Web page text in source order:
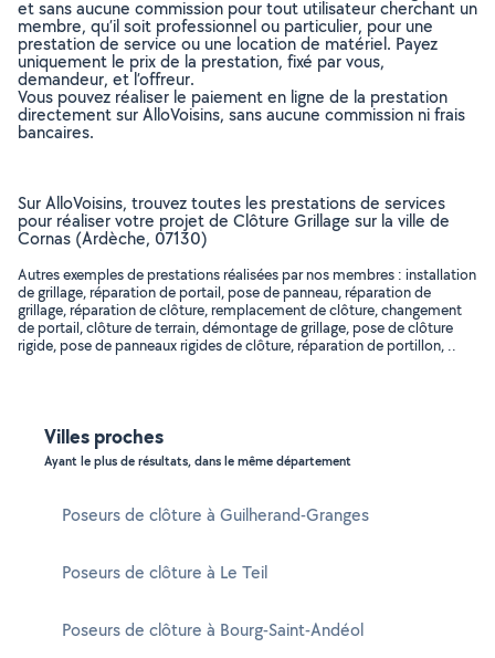
et sans aucune commission pour tout utilisateur cherchant un
membre, qu’il soit professionnel ou particulier, pour une
prestation de service ou une location de matériel. Payez
uniquement le prix de la prestation, fixé par vous,
demandeur, et l’offreur.
Vous pouvez réaliser le paiement en ligne de la prestation
directement sur AlloVoisins, sans aucune commission ni frais
bancaires.
Sur AlloVoisins, trouvez toutes les prestations de services
pour réaliser votre projet de Clôture Grillage sur la ville de
Cornas (Ardèche, 07130)
Autres exemples de prestations réalisées par nos membres : installation
de grillage, réparation de portail, pose de panneau, réparation de
grillage, réparation de clôture, remplacement de clôture, changement
de portail, clôture de terrain, démontage de grillage, pose de clôture
rigide, pose de panneaux rigides de clôture, réparation de portillon, ..
Villes proches
Ayant le plus de résultats, dans le même département
Poseurs de clôture à Guilherand-Granges
Poseurs de clôture à Le Teil
Poseurs de clôture à Bourg-Saint-Andéol